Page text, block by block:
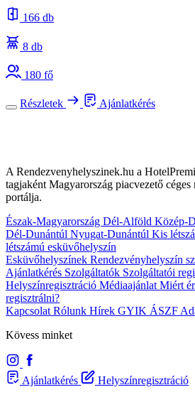
166 db
8 db
180 fő
Részletek Ajánlatkérés
A Rendezvenyhelyszinek.hu a
tagjaként Magyarország piacvezető
portálja.
Észak-Magyarország Dél-Alföld Közép-
Dél-Dunántúl Nyugat-Dunántúl Kis
létszámú esküvőhelyszín
Esküvőhelyszínek Rendezvényhelyszín
Ajánlatkérés Szolgáltatók Szolgáltatói
Helyszínregisztráció Médiaajánlat Miért
regisztrálni?
Kapcsolat Rólunk Hírek GYIK ÁSZF
Kövess minket
Ajánlatkérés
Helyszínregisztráció